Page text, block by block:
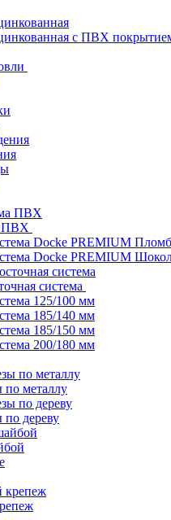
с ПВХ
ПВХ
Docke PREMIUM
Docke PREMIUM
система
125/100 мм
185/140 мм
185/150 мм
200/180 мм
по металлу
по дереву